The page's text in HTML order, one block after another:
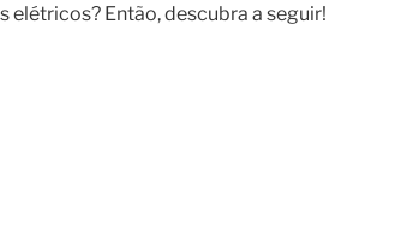
elétricos? Então, descubra a seguir!